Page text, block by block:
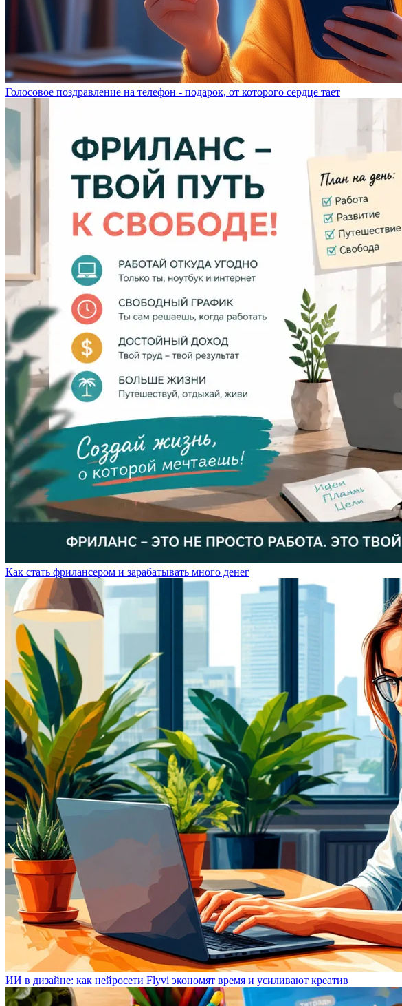
Голосовое поздравление на телефон - подарок, от которого сердце тает
Как стать фрилансером и зарабатывать много денег
ИИ в дизайне: как нейросети Flyvi экономят время и усиливают креатив